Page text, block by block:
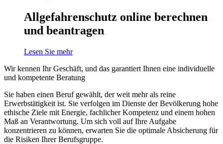
Allgefahrenschutz online berechnen
und beantragen
Lesen Sie mehr
Wir kennen Ihr Geschäft, und das garantiert Ihnen eine individuelle
und kompetente Beratung
Sie haben einen Beruf gewählt, der weit mehr als reine
Erwerbstätigkeit ist. Sie verfolgen im Dienste der Bevölkerung hohe
ethische Ziele mit Energie, fachlicher Kompetenz und einem hohen
Maß an Verantwortung. Um sich voll auf Ihre Aufgabe
konzentrieren zu können, erwarten Sie die optimale Absicherung für
die Risiken Ihrer Berufsgruppe.